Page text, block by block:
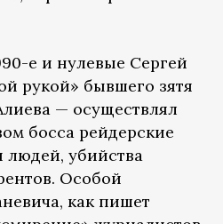
е и нулевые Сергей
рукой» бывшего зятя
— осуществлял
босса рейдерские
людей, убийства
Особой
как пишет